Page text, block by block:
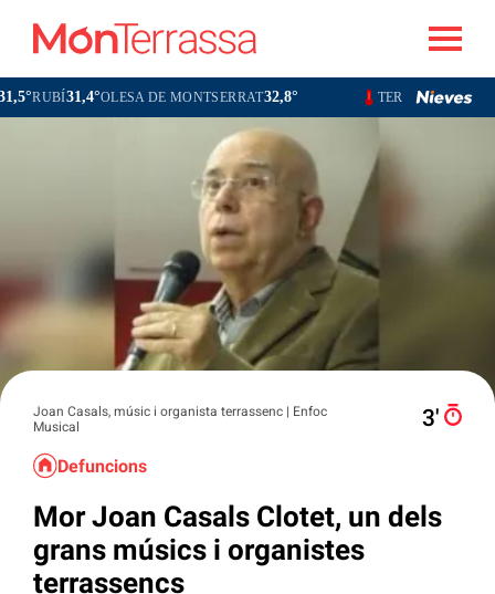
31,4°OLESA DE MONTSERRAT32,8° TERRASSA 30,1°
Joan Casals, músic i organista terrassenc | Enfoc
Musical
3′
Defuncions
Mor Joan Casals Clotet, un dels
grans músics i organistes
terrassencs